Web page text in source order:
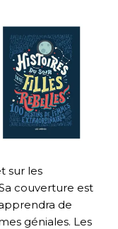
sur les
couverture est
de
géniales. Les